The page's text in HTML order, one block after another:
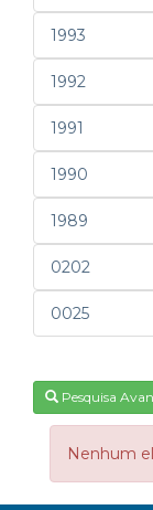
1993
1992
1991
1990
1989
0202
0025
Pesquisa
Nenhum